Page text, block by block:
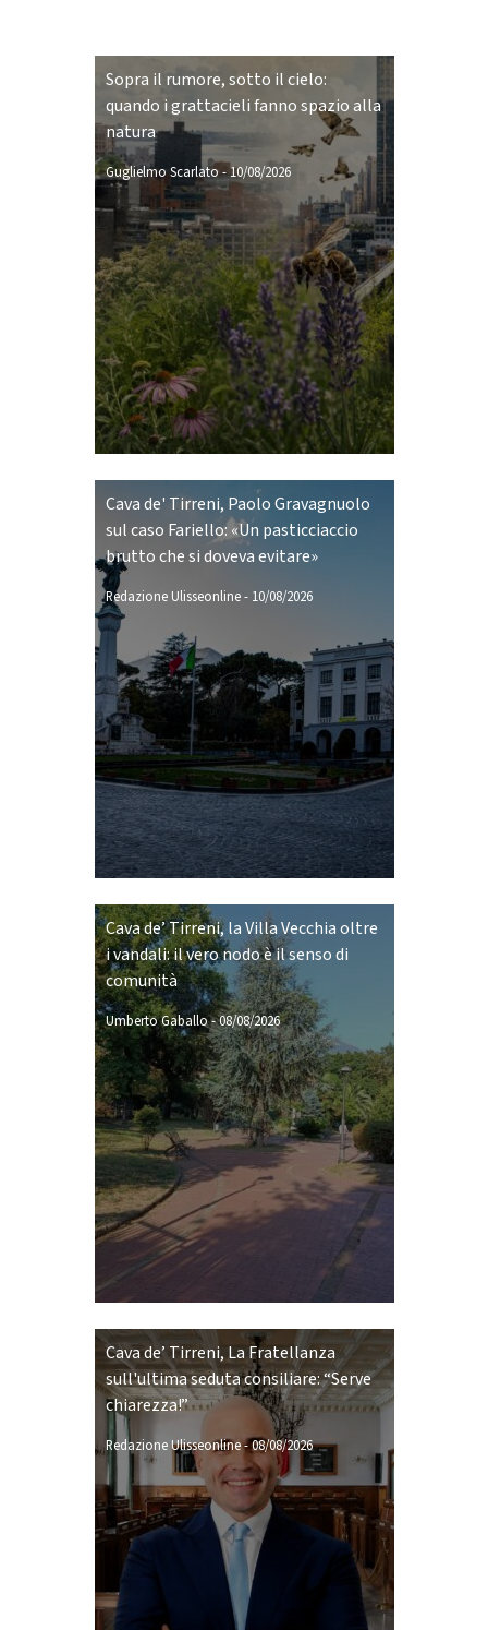
Sopra il rumore, sotto il cielo:
quando i grattacieli fanno spazio alla
natura
Guglielmo Scarlato-10/08/2026
Cava de' Tirreni, Paolo Gravagnuolo
sul caso Fariello: «Un pasticciaccio
brutto che si doveva evitare»
Redazione Ulisseonline- 10/08/2026
Cava de’ Tirreni, la Villa Vecchia oltre
i vandali: il vero nodo è il senso di
comunità
Umberto Gaballo-08/08/2026
Cava de’ Tirreni, La Fratellanza
sull'ultima seduta consiliare: “Serve
chiarezza!”
Redazione Ulisseonline-08/08/2026